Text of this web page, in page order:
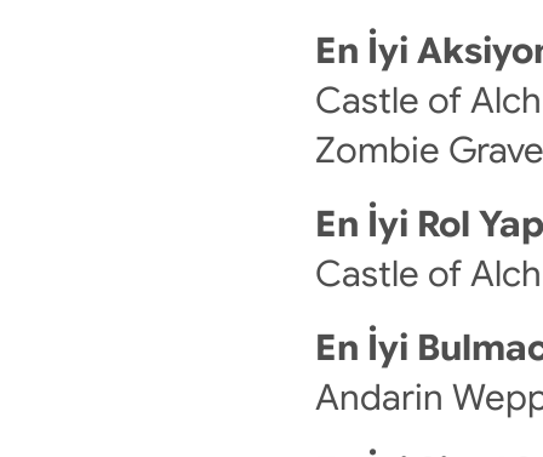
En İyi
Castle of
Zombie
En İyi Rol
Castle of
En İyi
Andarin